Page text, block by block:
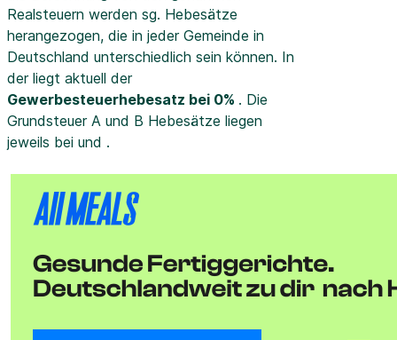
Realsteuern werden sg. Hebesätze
herangezogen, die in jeder Gemeinde in
Deutschland unterschiedlich sein können. In
der liegt aktuell der
Gewerbesteuerhebesatz bei 0% . Die
Grundsteuer A und B Hebesätze liegen
jeweils bei und .